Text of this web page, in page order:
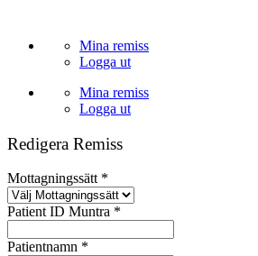
content
Mina remiss
Logga ut
Mina remiss
Logga ut
Redigera Remiss
Mottagningssätt *
Patient ID Muntra *
Patientnamn *